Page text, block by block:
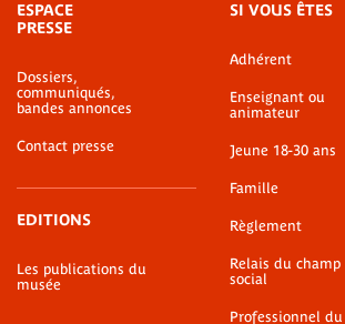
de
bas-
page
ESPACE
PRESSE
Dossiers,
communiqués,
bandes annonces
Contact presse
EDITIONS
Les publications du
musée
SI VOUS ÊTES
Adhérent
Enseignant ou
animateur
Jeune 18-30 ans
Famille
Règlement
Relais du champ
social
Professionnel du